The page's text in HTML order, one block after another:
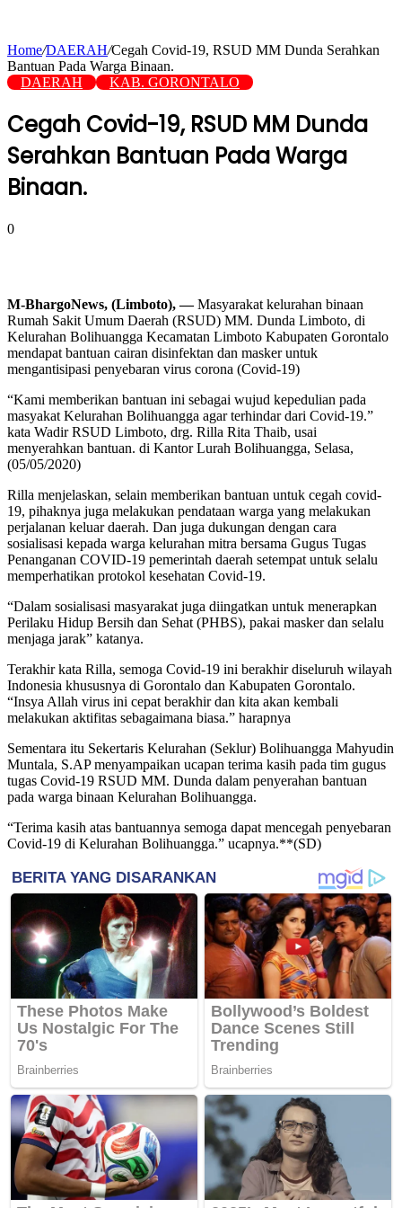
Home/DAERAH/Cegah Covid-19, RSUD MM Dunda Serahkan
Bantuan Pada Warga Binaan.
DAERAH
KAB. GORONTALO
Cegah Covid-19, RSUD MM Dunda
Serahkan Bantuan Pada Warga
Binaan.
0
M-BhargoNews, (Limboto), —Masyarakat kelurahan binaan
Rumah Sakit Umum Daerah (RSUD) MM. Dunda Limboto, di
Kelurahan Bolihuangga Kecamatan Limboto Kabupaten Gorontalo
mendapat bantuan cairan disinfektan dan masker untuk
mengantisipasi penyebaran virus corona (Covid-19)
“Kami memberikan bantuan ini sebagai wujud kepedulian pada
masyakat Kelurahan Bolihuangga agar terhindar dari Covid-19.”
kata Wadir RSUD Limboto, drg. Rilla Rita Thaib, usai
menyerahkan bantuan. di Kantor Lurah Bolihuangga, Selasa,
(05/05/2020)
Rilla menjelaskan, selain memberikan bantuan untuk cegah covid-
19, pihaknya juga melakukan pendataan warga yang melakukan
perjalanan keluar daerah. Dan juga dukungan dengan cara
sosialisasi kepada warga kelurahan mitra bersama Gugus Tugas
Penanganan COVID-19 pemerintah daerah setempat untuk selalu
memperhatikan protokol kesehatan Covid-19.
“Dalam sosialisasi masyarakat juga diingatkan untuk menerapkan
Perilaku Hidup Bersih dan Sehat (PHBS), pakai masker dan selalu
menjaga jarak” katanya.
Terakhir kata Rilla, semoga Covid-19 ini berakhir diseluruh wilayah
Indonesia khususnya di Gorontalo dan Kabupaten Gorontalo.
“Insya Allah virus ini cepat berakhir dan kita akan kembali
melakukan aktifitas sebagaimana biasa.” harapnya
Sementara itu Sekertaris Kelurahan (Seklur) Bolihuangga Mahyudin
Muntala, S.AP menyampaikan ucapan terima kasih pada tim gugus
tugas Covid-19 RSUD MM. Dunda dalam penyerahan bantuan
pada warga binaan Kelurahan Bolihuangga.
“Terima kasih atas bantuannya semoga dapat mencegah penyebaran
Covid-19 di Kelurahan Bolihuangga.” ucapnya.**(SD)